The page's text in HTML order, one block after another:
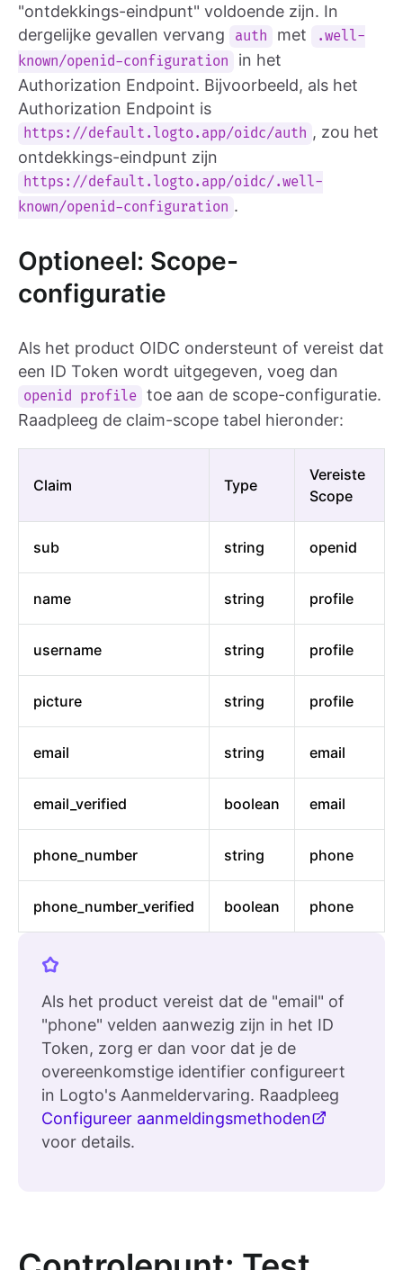
"ontdekkings-eindpunt" voldoende zijn. In
dergelijke gevallen vervang
auth met
.well-
known/openid-configuration
in het
Authorization Endpoint. Bijvoorbeeld, als het
Authorization Endpoint is
https://default.logto.app/oidc/auth , zou het
ontdekkings-eindpunt zijn
https://default.logto.app/oidc/.well-
known/openid-configuration .
Optioneel: Scope-
configuratie
Als het product OIDC ondersteunt of vereist dat
een ID Token wordt uitgegeven, voeg dan
openid profile toe aan de scope-configuratie.
Raadpleeg de claim-scope tabel hieronder:
Claim Type
Vereiste
Scope
sub string openid
name string profile
username string profile
picture string profile
email string email
email_verified boolean email
phone_number string phone
phone_number_verified boolean phone
Als het product vereist dat de "email" of
"phone" velden aanwezig zijn in het ID
Token, zorg er dan voor dat je de
overeenkomstige identifier configureert
in Logto's Aanmeldervaring. Raadpleeg
Configureer aanmeldingsmethoden
voor details.